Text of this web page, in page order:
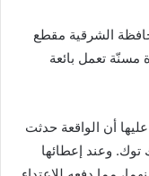
الشرقية مقطع
تعمل بائعة
أن الواقعة حدثت
وعند إعطائها